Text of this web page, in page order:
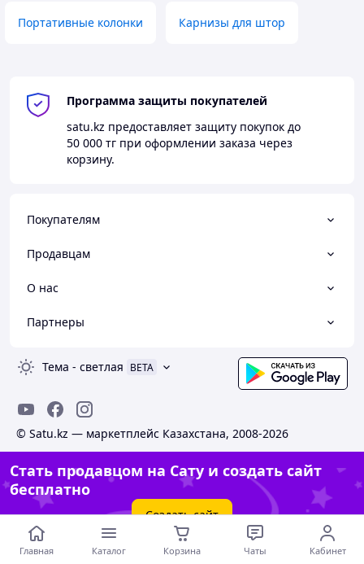
Портативные колонки Карнизы для штор
Программа защиты покупателей
satu.kz предоставляет защиту покупок до
50 000 тг при оформлении заказа через
корзину.
Покупателям
Продавцам
О нас
Партнеры
Тема - светлая BETA
© Satu.kz — маркетплейс Казахстана, 2008-2026
Стать продавцом на Сату и создать сайт
бесплатно
Создать сайт
Главная Каталог Корзина Чаты Кабинет